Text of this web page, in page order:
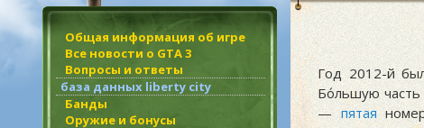
Общая информация об игре
Все новости о GTA 3
Вопросы и ответы
база данных liberty city
Банды
Оружие и бонусы
Год 2012-й
Бо́льшую часть
— пятая